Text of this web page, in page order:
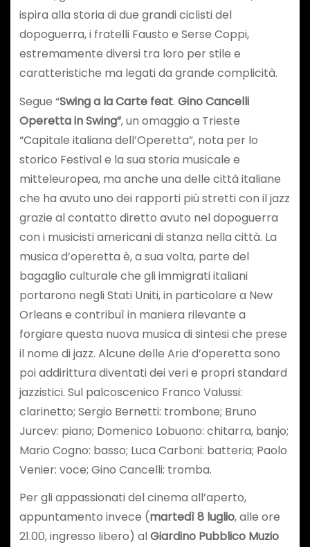
ispira alla storia di due grandi ciclisti del
dopoguerra, i fratelli Fausto e Serse Coppi,
estremamente diversi tra loro per stile e
caratteristiche ma legati da grande complicità.
Segue “Swing a la Carte feat. Gino Cancelli
Operetta in Swing”, un omaggio a Trieste
“Capitale italiana dell’Operetta”, nota per lo
storico Festival e la sua storia musicale e
mitteleuropea, ma anche una delle città italiane
che ha avuto uno dei rapporti più stretti con il jazz
grazie al contatto diretto avuto nel dopoguerra
con i musicisti americani di stanza nella città. La
musica d’operetta è, a sua volta, parte del
bagaglio culturale che gli immigrati italiani
portarono negli Stati Uniti, in particolare a New
Orleans e contribuì in maniera rilevante a
forgiare questa nuova musica di sintesi che prese
il nome di jazz. Alcune delle Arie d’operetta sono
poi addirittura diventati dei veri e propri standard
jazzistici. Sul palcoscenico Franco Valussi:
clarinetto; Sergio Bernetti: trombone; Bruno
Jurcev: piano; Domenico Lobuono: chitarra, banjo;
Mario Cogno: basso; Luca Carboni: batteria; Paolo
Venier: voce; Gino Cancelli: tromba.
Per gli appassionati del cinema all’aperto,
appuntamento invece (martedì 8 luglio, alle ore
21.00, ingresso libero) alGiardino Pubblico Muzio